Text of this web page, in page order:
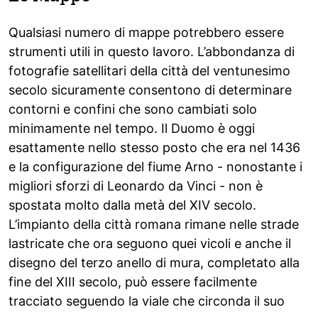
Qualsiasi numero di mappe potrebbero essere
strumenti utili in questo lavoro. L’abbondanza di
fotografie satellitari della città del ventunesimo
secolo sicuramente consentono di determinare
contorni e confini che sono cambiati solo
minimamente nel tempo. Il Duomo è oggi
esattamente nello stesso posto che era nel 1436
e la configurazione del fiume Arno - nonostante i
migliori sforzi di Leonardo da Vinci - non è
spostata molto dalla metà del XIV secolo.
L’impianto della città romana rimane nelle strade
lastricate che ora seguono quei vicoli e anche il
disegno del terzo anello di mura, completato alla
fine del XIII secolo, può essere facilmente
tracciato seguendo la viale che circonda il suo